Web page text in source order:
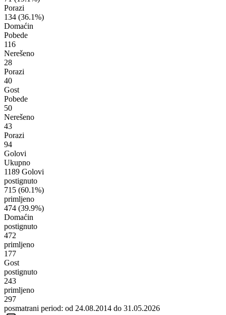
Porazi
134 (36.1%)
Domaćin
Pobede
116
Nerešeno
28
Porazi
40
Gost
Pobede
50
Nerešeno
43
Porazi
94
Golovi
Ukupno
1189 Golovi
postignuto
715 (60.1%)
primljeno
474 (39.9%)
Domaćin
postignuto
472
primljeno
177
Gost
postignuto
243
primljeno
297
posmatrani period: od 24.08.2014 do 31.05.2026